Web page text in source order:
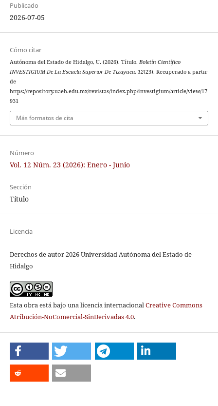
Publicado
2026-07-05
Cómo citar
Autónoma del Estado de Hidalgo, U. (2026). Título. Boletín Científico
INVESTIGIUM De La Escuela Superior De Tizayuca, 12(23). Recuperado a partir
de
https://repository.uaeh.edu.mx/revistas/index.php/investigium/article/view/17
931
Más formatos de cita
Número
Vol. 12 Núm. 23 (2026): Enero - Junio
Sección
Título
Licencia
Derechos de autor 2026 Universidad Autónoma del Estado de
Hidalgo
Esta obra está bajo una licencia internacionalCreative Commons
Atribución-NoComercial-SinDerivadas 4.0.